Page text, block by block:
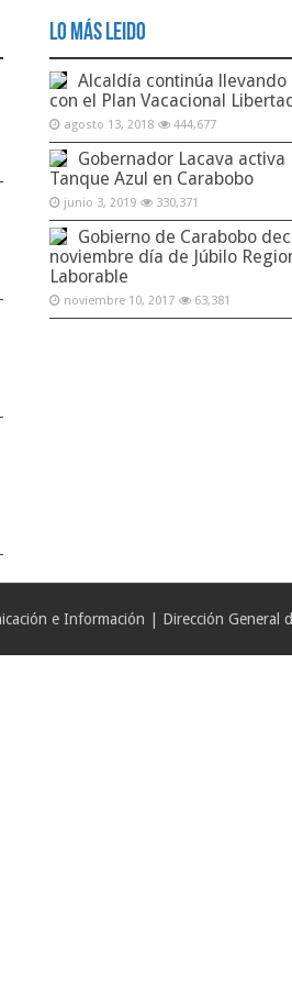
Lo Más Leido
Alcaldía continúa llevando
con el Plan Vacacional
agosto 13, 2018 444,677
Gobernador Lacava activa
Tanque Azul en Carabobo
junio 3, 2019 330,371
Gobierno de Carabobo
noviembre día de Júbilo
Laborable
noviembre 10, 2017 63,381
e Información | Dirección General